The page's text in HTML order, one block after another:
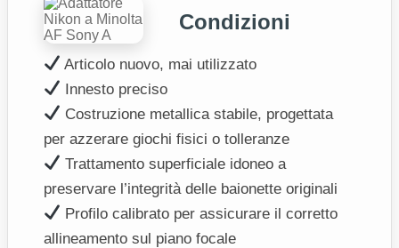
Condizioni
Articolo nuovo, mai utilizzato
Innesto preciso
Costruzione metallica stabile, progettata
per azzerare giochi fisici o tolleranze
Trattamento superficiale idoneo a
preservare l’integrità delle baionette originali
Profilo calibrato per assicurare il corretto
allineamento sul piano focale